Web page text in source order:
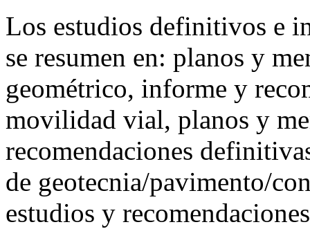
Los estudios definitivos e
se resumen en: planos y
geométrico, informe y
movilidad vial, planos y
recomendaciones
de geotecnia/pavimento/
estudios y